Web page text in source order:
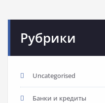
Рубрики
Uncategorised
Банки и кредиты